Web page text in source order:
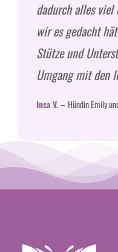
dadurch alles viel
wir es gedacht
Stütze und
Umgang mit den
Insa V.– Hündin Emily